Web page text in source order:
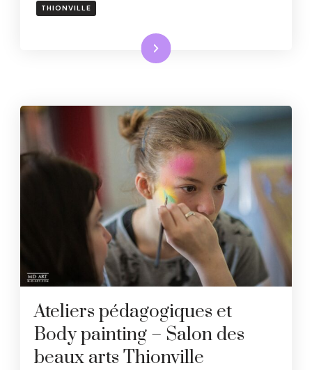
THIONVILLE
Lire la suite
Ateliers pédagogiques et
Body painting – Salon des
beaux arts Thionville